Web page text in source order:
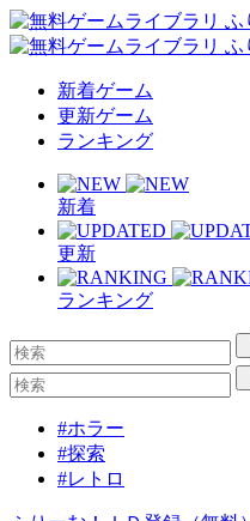
新着ゲーム
更新ゲーム
ランキング
新着
更新
ランキング
#ホラー
#探索
#レトロ